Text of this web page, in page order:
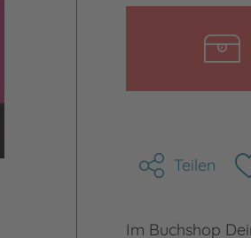
Teilen
Im Buchshop